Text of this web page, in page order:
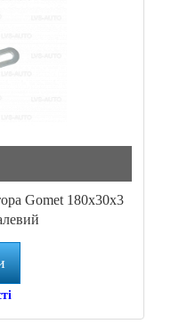
Gomet 180x30x3